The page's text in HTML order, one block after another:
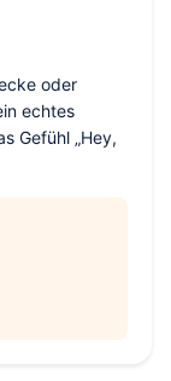
oder
echtes
Gefühl „Hey,